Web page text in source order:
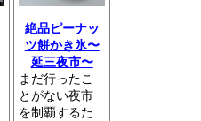
絶品ピーナッ
ツ餅かき氷〜
延三夜市〜
まだ行ったこ
とがない夜市
を制覇するた